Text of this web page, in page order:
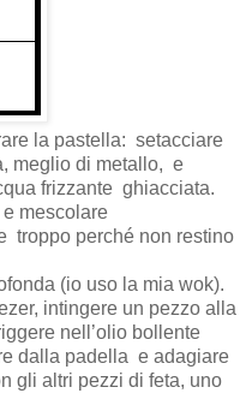
la pastella: setacciare
meglio di metallo, e
frizzante ghiacciata.
mescolare
troppo perché non restino
(io uso la mia wok).
intingere un pezzo alla
nell’olio bollente
dalla padella e adagiare
gli altri pezzi di feta, uno